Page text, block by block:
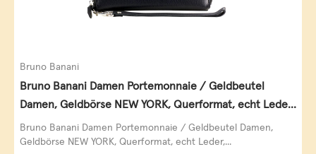
Bruno Banani
Bruno Banani Damen Portemonnaie / Geldbeutel
Damen, Geldbörse NEW YORK, Querformat, echt Leder,
schwarz
Bruno Banani Damen Portemonnaie / Geldbeutel Damen,
Geldbörse NEW YORK, Querformat, echt Leder,...